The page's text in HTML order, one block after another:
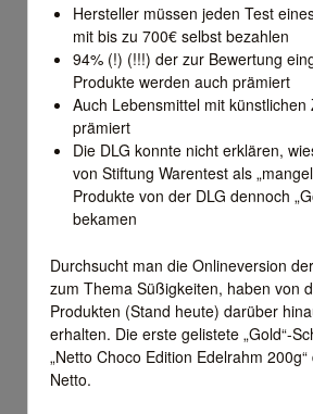
Hersteller müssen jeden Test
mit bis zu 700€ selbst bezahlen
94% (!) (!!!) der zur Bewertung
Produkte werden auch prämiert
Auch Lebensmittel mit künstlichen
prämiert
Die DLG konnte nicht erklären,
von Stiftung Warentest als
Produkte von der DLG dennoch
bekamen
Durchsucht man die Onlineversion der
zum Thema Süßigkeiten, haben von
Produkten (Stand heute) darüber
erhalten. Die erste gelistete „Gold“-
„Netto Choco Edition Edelrahm
Netto.